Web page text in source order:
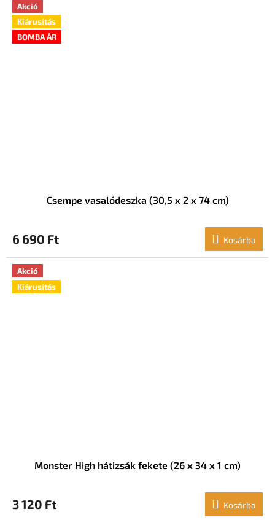
Akció
Kiárusítás
BOMBA ÁR
Csempe vasalódeszka (30,5 x 2 x 74 cm)
6 690 Ft Kosárba
Akció
Kiárusítás
Monster High hátizsák fekete (26 x 34 x 1 cm)
3 120 Ft Kosárba